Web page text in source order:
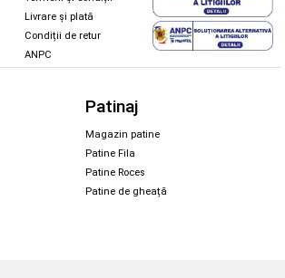
Livrare și plată
Condiții de retur
ANPC
Patinaj
Magazin patine
Patine Fila
Patine Roces
Patine de gheață